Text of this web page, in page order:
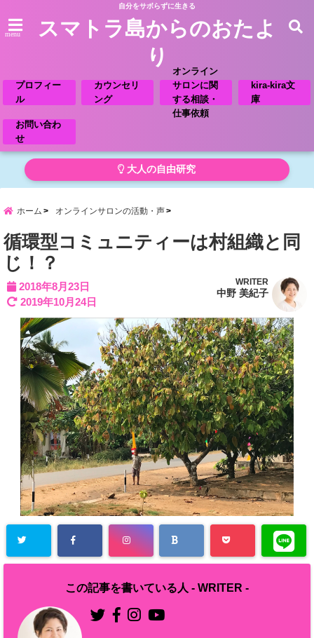
自分をサボらずに生きる
menu
スマトラ島からのおたよ
り
プロフィー
ル
カウンセリ
ング
オンライン
サロンに関
する相談・
仕事依頼
kira-kira文
庫
お問い合わ
せ
大人の自由研究
ホーム オンラインサロンの活動・声
循環型コミュニティーは村組織と同
じ！？
2018年8月23日
2019年10月24日
WRITER
中野 美紀子
この記事を書いている人 - WRITER -